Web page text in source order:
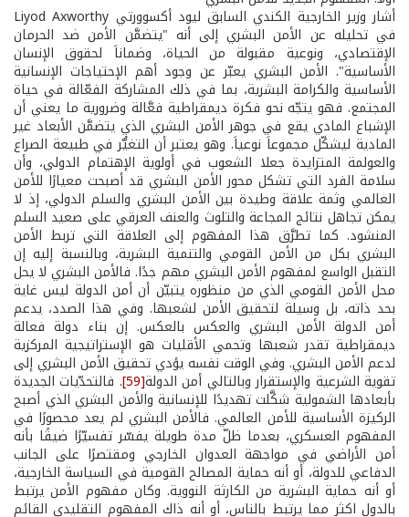
أشار وزير الخارجية الكندي السابق ليود أكسوورتي Liyod Axworthy
في تحليله عن الأمن البشري إلى أنه "يتضمَّن الأمن ضد الحرمان
الإقتصادي، ونوعية مقبولة من الحياة، وضماناَ لحقوق الإنسان
الأساسية". الأمن البشري يعبّر عن وجود أهم الإحتياجات الإنسانية
الأساسية والكرامة البشرية، بما في ذلك المشاركة الفعّالة في حياة
المجتمع. فهو يتجّه نحو فكرة ديمقراطية فعَّالة وضرورية ما يعني أن
الإشباع المادي يقع في جوهر الأمن البشري الذي يتضمَّن الأبعاد غير
المادية ليشكّل مجموعاَ نوعياَ. وهو يعتبر أن التغيُّر في طبيعة الصراع
والعولمة المتزايدة جعلا الشعوب في أولوية الإهتمام الدولي، وأن
سلامة الفرد التي تشكل محور الأمن البشري قد أصبحت معيارًا للأمن
العالمي وثمة علاقة وطيدة بين الأمن البشري والسلم الدولي، إذ لا
يمكن تجاهل نتائج المجاعة والتلوث والعنف العرقي على صعيد السلم
المنشود. كما تطرَّق هذا المفهوم إلى العلاقة التي تربط الأمن
البشري بكل من الأمن القومي والتنمية البشرية، وبالنسبة إليه إن
التقبل الواسع لمفهوم الأمن البشري مهم جدًا. فالأمن البشري لا يحل
محل الأمن القومي الذي من منظوره يتبيّن أن أمن الدولة ليس غاية
بحد ذاته، بل وسيلة لتحقيق الأمن لشعبها. وفي هذا الصدد، يدعم
أمن الدولة الأمن البشري والعكس بالعكس. إن بناء دولة فعالة
ديمقراطية تقدر شعبها وتحمي الأقليات هو الإستراتيجية المركزية
لدعم الأمن البشري. وفي الوقت نفسه يؤدي تحقيق الأمن البشري إلى
تقوية الشرعية والإستقرار وبالتالي أمن الدولة[59] . فالتحدّيات الجديدة
بأبعادها الشمولية شكَّلت تهديدًا للإنسانية والأمن البشري الذي أصبح
الركيزة الأساسية للأمن العالمي. فالأمن البشري لم يعد محصورًا في
المفهوم العسكري، بعدما ظلّ مدة طويلة يفسّر تفسيّرًا ضيقًا بأنه
أمن الأراضي في مواجهة العدوان الخارجي ومقتصرًا على الجانب
الدفاعي للدولة، أو أنه حماية المصالح القومية في السياسة الخارجية،
أو أنه حماية البشرية من الكارثة النووية. وكان مفهوم الأمن يرتبط
بالدول اكثر مما يرتبط بالناس، أو أنه ذاك المفهوم التقليدي القائم